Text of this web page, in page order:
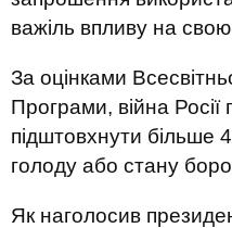
важіль впливу на
За оцінками
Програми, війна
підштовхнути більше
голоду або стану
Як наголосив